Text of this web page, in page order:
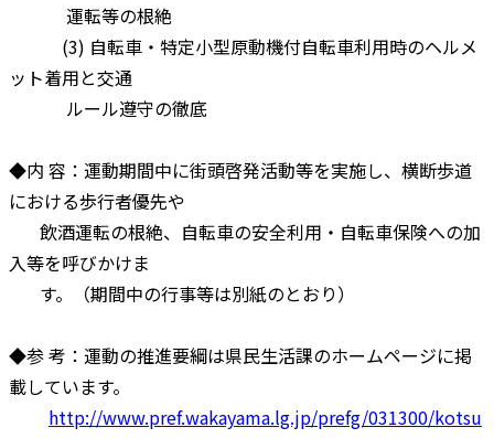
運転等の根絶
(3) 自転車・特定小型原動機付自転車利用時のヘルメ
ット着用と交通
ルール遵守の徹底
◆内 容：運動期間中に街頭啓発活動等を実施し、横断歩道
における歩行者優先や
飲酒運転の根絶、自転車の安全利用・自転車保険への加
入等を呼びかけま
す。（期間中の行事等は別紙のとおり）
◆参 考：運動の推進要綱は県民生活課のホームページに掲
載しています。
http://www.pref.wakayama.lg.jp/prefg/031300/kotsu